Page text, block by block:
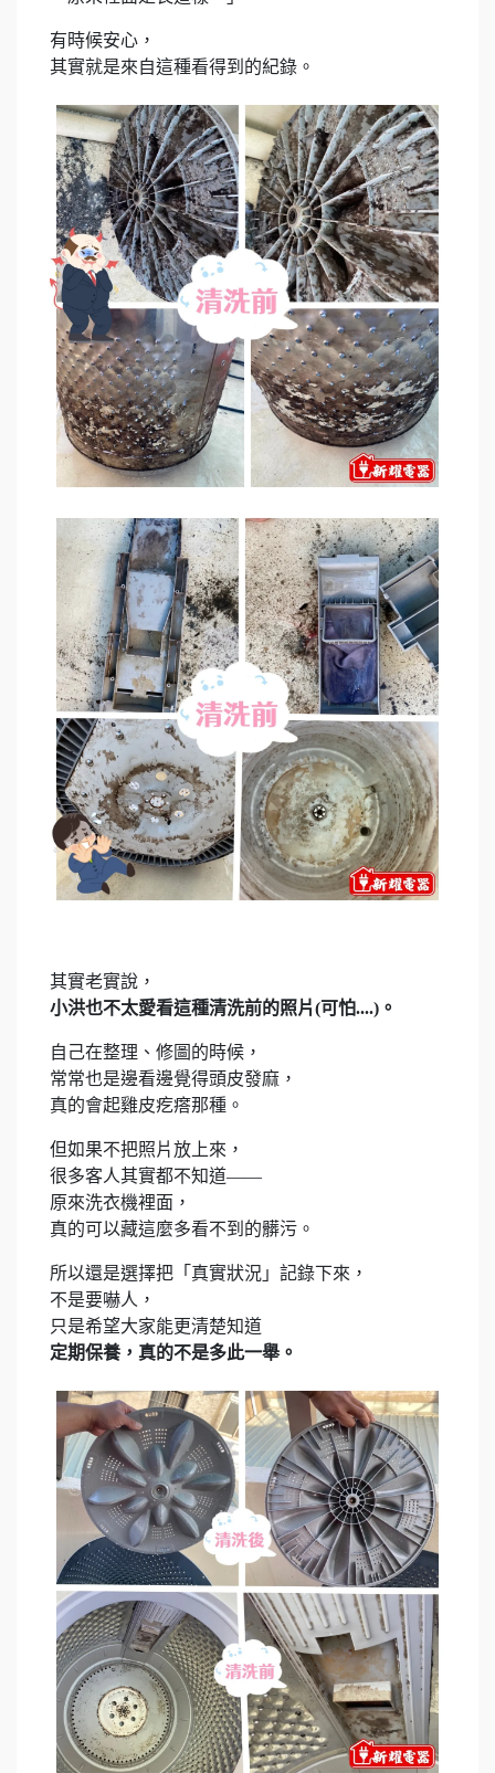
有時候安心，
其實就是來自這種看得到的紀錄。
其實老實說，
小洪也不太愛看這種清洗前的照片(可怕....)。
自己在整理、修圖的時候，
常常也是邊看邊覺得頭皮發麻，
真的會起雞皮疙瘩那種。
但如果不把照片放上來，
很多客人其實都不知道——
原來洗衣機裡面，
真的可以藏這麼多看不到的髒污。
所以還是選擇把「真實狀況」記錄下來，
不是要嚇人，
只是希望大家能更清楚知道
定期保養，真的不是多此一舉。